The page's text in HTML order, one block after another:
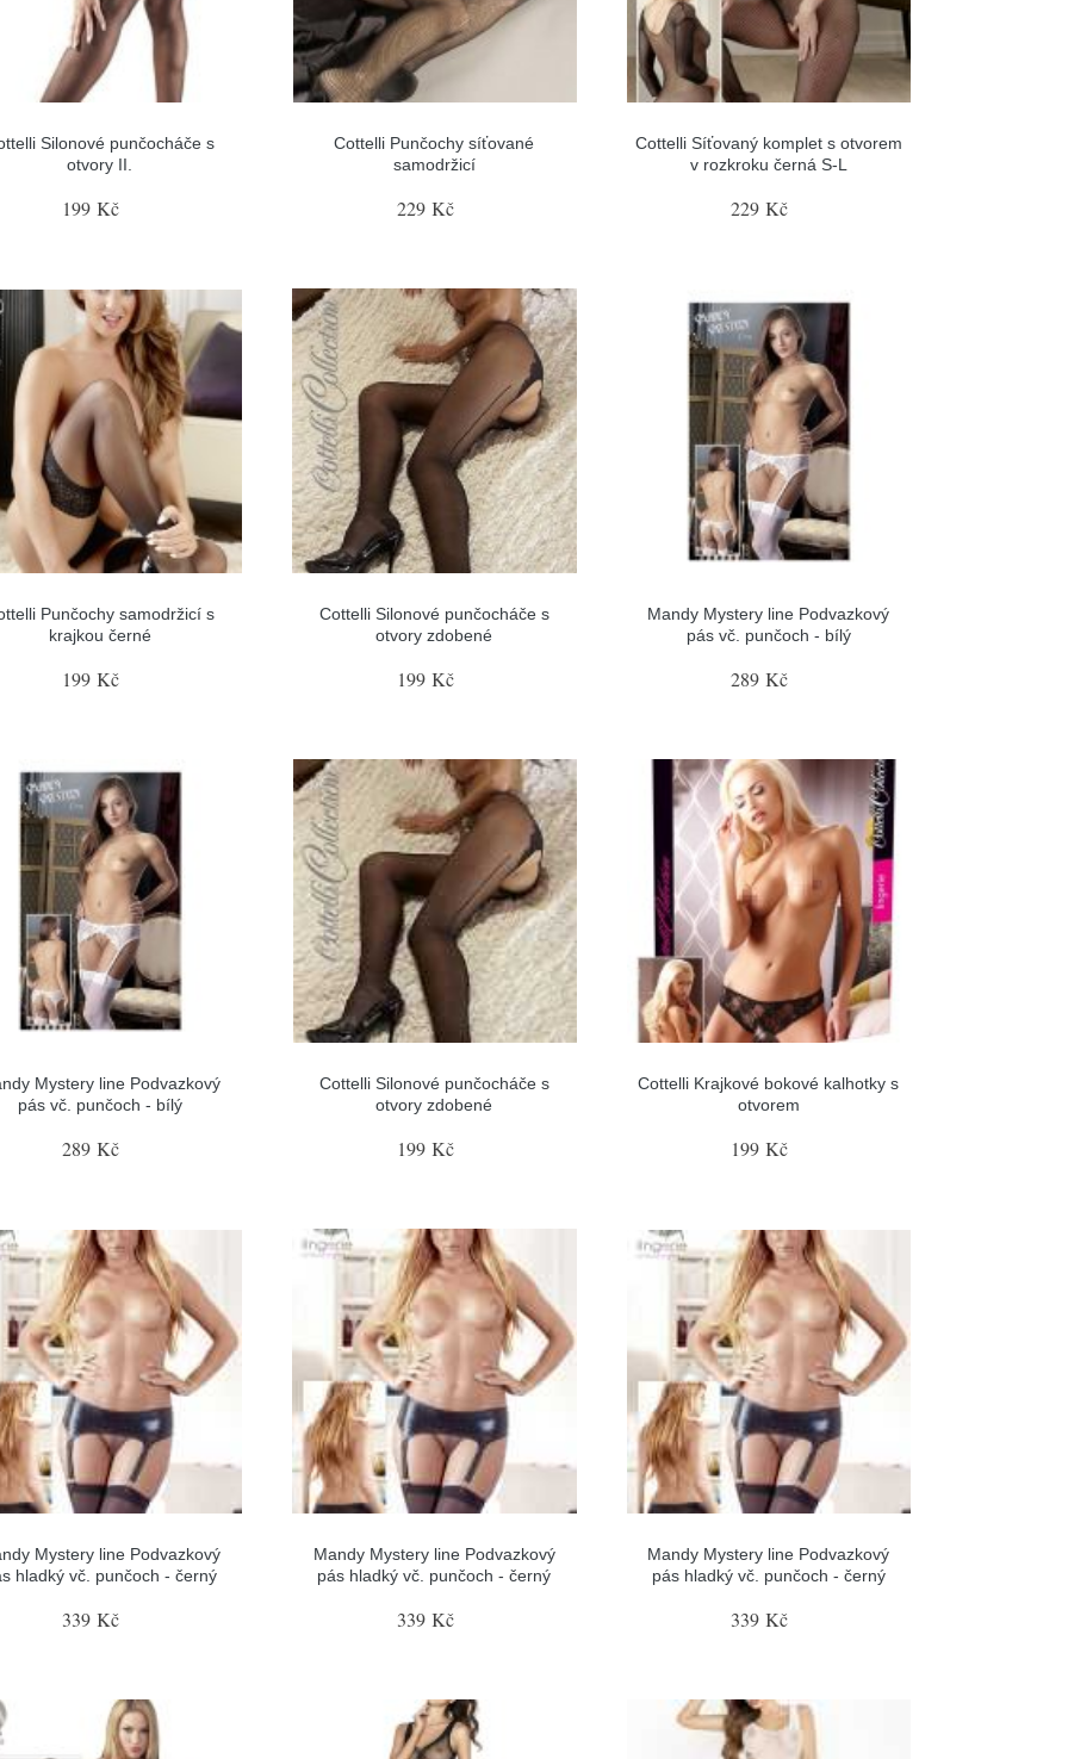
Silonové punčocháče s
otvory II.
199 Kč
Cottelli Punčochy síťované
samodržicí
229 Kč
Cottelli Síťovaný komplet s otvorem
v rozkroku černá S-L
229 Kč
Punčochy samodržicí s
krajkou černé
199 Kč
Cottelli Silonové punčocháče s
otvory zdobené
199 Kč
Mandy Mystery line Podvazkový
pás vč. punčoch - bílý
289 Kč
Mystery line Podvazkový
pás vč. punčoch - bílý
289 Kč
Cottelli Silonové punčocháče s
otvory zdobené
199 Kč
Cottelli Krajkové bokové kalhotky s
otvorem
199 Kč
Mystery line Podvazkový
hladký vč. punčoch - černý
339 Kč
Mandy Mystery line Podvazkový
pás hladký vč. punčoch - černý
339 Kč
Mandy Mystery line Podvazkový
pás hladký vč. punčoch - černý
339 Kč